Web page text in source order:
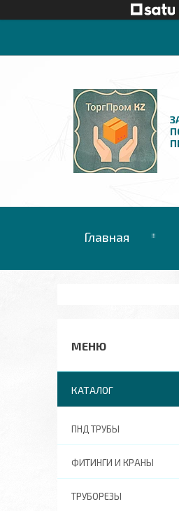
Главная
КАТАЛОГ
ПНД ТРУБЫ
ФИТИНГИ И КРАНЫ
ТРУБОРЕЗЫ